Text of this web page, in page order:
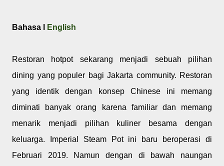
Bahasa l English
Restoran hotpot sekarang menjadi sebuah pilihan
dining yang populer bagi Jakarta community. Restoran
yang identik dengan konsep Chinese ini memang
diminati banyak orang karena familiar dan memang
menarik menjadi pilihan kuliner besama dengan
keluarga. Imperial Steam Pot ini baru beroperasi di
Februari 2019. Namun dengan di bawah naungan